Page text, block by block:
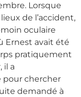
Lorsque
de l’accident,
oculaire
Ernest avait été
pratiquement
il a
pour chercher
demandé à